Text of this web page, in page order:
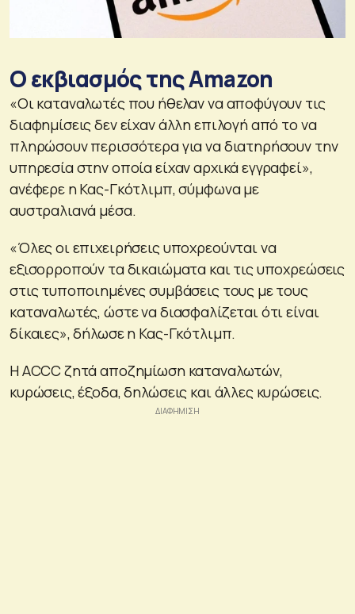
Ο εκβιασμός της Amazon
«Οι καταναλωτές που ήθελαν να αποφύγουν τις
διαφημίσεις δεν είχαν άλλη επιλογή από το να
πληρώσουν περισσότερα για να διατηρήσουν την
υπηρεσία στην οποία είχαν αρχικά εγγραφεί»,
ανέφερε η Κας-Γκότλιμπ, σύμφωνα με
αυστραλιανά μέσα.
«Όλες οι επιχειρήσεις υποχρεούνται να
εξισορροπούν τα δικαιώματα και τις υποχρεώσεις
στις τυποποιημένες συμβάσεις τους με τους
καταναλωτές, ώστε να διασφαλίζεται ότι είναι
δίκαιες», δήλωσε η Κας-Γκότλιμπ.
Η ACCC ζητά αποζημίωση καταναλωτών,
κυρώσεις, έξοδα, δηλώσεις και άλλες κυρώσεις.